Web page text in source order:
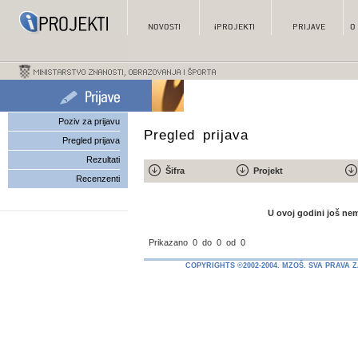
Poziv za prijavu
Pregled prijava
Rezultati
Recenzenti
Pregled prijava
Šifra Projekt
U ovoj godini još
Prikazano 0 do 0 od 0
COPYRIGHTS ©2002-2004. MZOŠ. SVA PRAVA